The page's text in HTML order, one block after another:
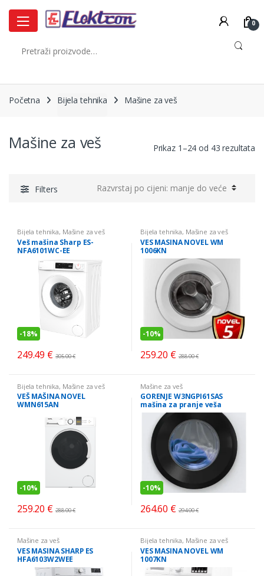
navigation
content
0
Početna Bijela tehnika Mašine za veš
Mašine za veš Prikaz 1–24 od 43 rezultata
Filters
Bijela tehnika, Mašine za veš
Veš mašina Sharp ES-
NFA6101WC-EE
-18%
249.49 € 305.00€
Bijela tehnika, Mašine za veš
VES MASINA NOVEL WM
1006KN
-10%
259.20 € 288.00€
Bijela tehnika, Mašine za veš
VEŠ MAŠINA NOVEL
WMN615AN
-10%
259.20 € 288.00€
Mašine za veš
GORENJE W3NGPI61SAS
mašina za pranje veša
-10%
264.60 € 294.00€
Mašine za veš
VES MASINA SHARP ES
HFA6103W2WEE
Bijela tehnika, Mašine za veš
VES MASINA NOVEL WM
1007KN